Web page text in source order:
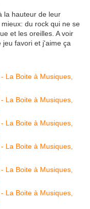
la hauteur de leur
du rock qui ne se
et les oreilles. A voir
favori et j'aime ça